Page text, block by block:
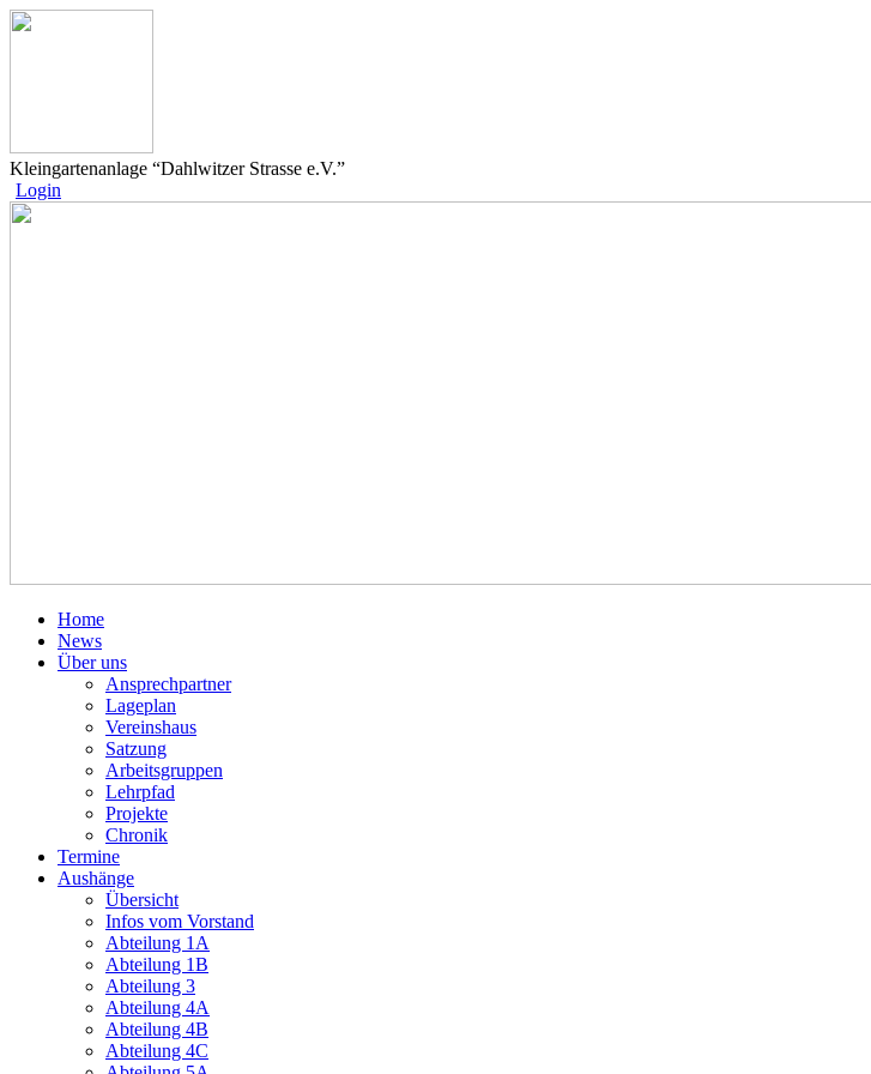
Kleingartenanlage “Dahlwitzer Strasse e.V.”
Login
Home
News
Über uns
Ansprechpartner
Lageplan
Vereinshaus
Satzung
Arbeitsgruppen
Lehrpfad
Projekte
Chronik
Termine
Aushänge
Übersicht
Infos vom Vorstand
Abteilung 1A
Abteilung 1B
Abteilung 3
Abteilung 4A
Abteilung 4B
Abteilung 4C